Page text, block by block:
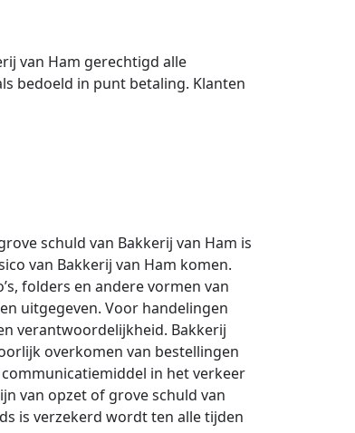
van Ham gerechtigd alle
bedoeld in punt betaling. Klanten
schuld van Bakkerij van Ham is
van Bakkerij van Ham komen.
folders en andere vormen van
uitgegeven. Voor handelingen
verantwoordelijkheid. Bakkerij
overkomen van bestellingen
in het verkeer
van opzet of grove schuld van
is verzekerd wordt ten alle tijden